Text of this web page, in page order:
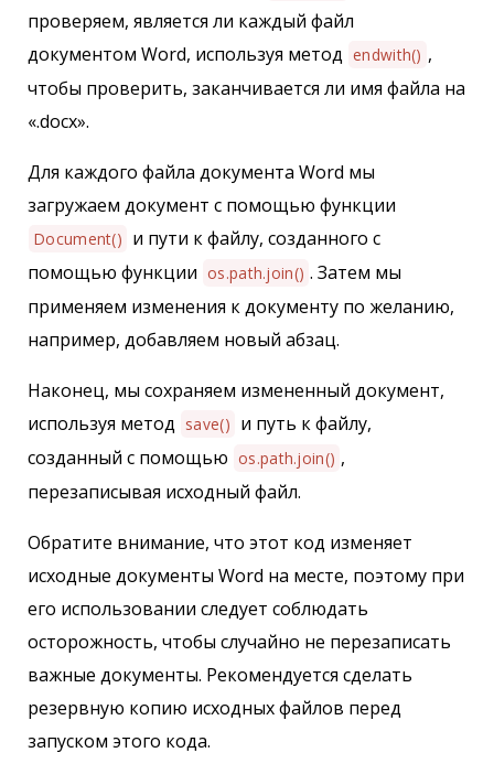
проверяем, является ли каждый файл
документом Word, используя метод endwith() ,
чтобы проверить, заканчивается ли имя файла на
«.docx».
Для каждого файла документа Word мы
загружаем документ с помощью функции
Document() и пути к файлу, созданного с
помощью функции os.path.join() . Затем мы
применяем изменения к документу по желанию,
например, добавляем новый абзац.
Наконец, мы сохраняем измененный документ,
используя метод save() и путь к файлу,
созданный с помощью os.path.join() ,
перезаписывая исходный файл.
Обратите внимание, что этот код изменяет
исходные документы Word на месте, поэтому при
его использовании следует соблюдать
осторожность, чтобы случайно не перезаписать
важные документы. Рекомендуется сделать
резервную копию исходных файлов перед
запуском этого кода.